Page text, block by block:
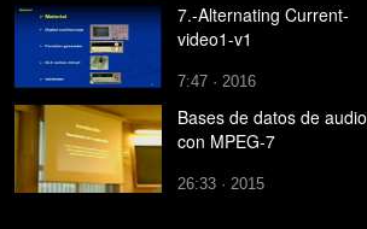
7.-Alternating Current-
video1-v1
7:47 · 2016
Bases de datos de audio
con MPEG-7
26:33 · 2015